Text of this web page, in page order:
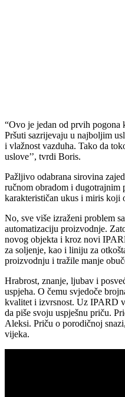
“Ovo je jedan od prvih
Pršuti sazrijevaju u najboljim
i vlažnost vazduha. Tako da
uslove’’, tvrdi Boris.
Pažljivo odabrana sirovina
ručnom obradom i dugotrajnim
karakterističan ukus i miris koji
No, sve više izraženi problem
automatizaciju proizvodnje.
novog objekta i kroz novi
za soljenje, kao i liniju za
proizvodnju i tražile manje
Hrabrost, znanje, ljubav i
uspjeha. O čemu svjedoče
kvalitet i izvrsnost. Uz IPARD
da piše svoju uspješnu priču.
Aleksi. Priču o porodičnoj
vijeka.